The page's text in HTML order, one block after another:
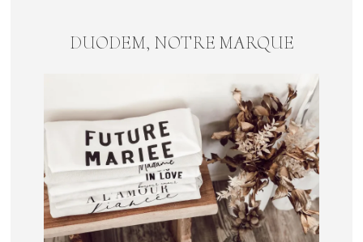
DUODEM, NOTRE MARQUE